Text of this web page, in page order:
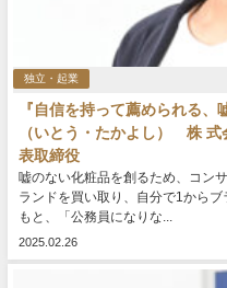
独立・起業
『自信を持って薦められる
（いとう・たかよし） 株 式
表取締役
嘘のない化粧品を創るため、コン
ランドを買い取り、自分で1から
もと、「公務員になりな...
2025.02.26